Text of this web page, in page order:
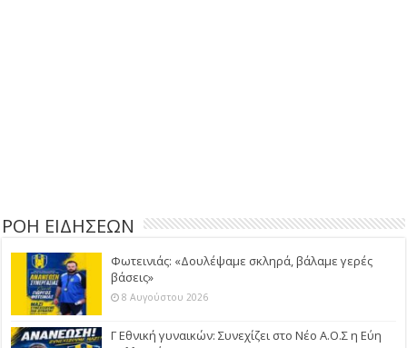
ΡΟΗ ΕΙΔΗΣΕΩΝ
Φωτεινιάς: «Δουλέψαμε σκληρά, βάλαμε γερές
βάσεις»
8 Αυγούστου 2026
Γ Εθνική γυναικών: Συνεχίζει στο Νέο Α.Ο.Σ η Εύη